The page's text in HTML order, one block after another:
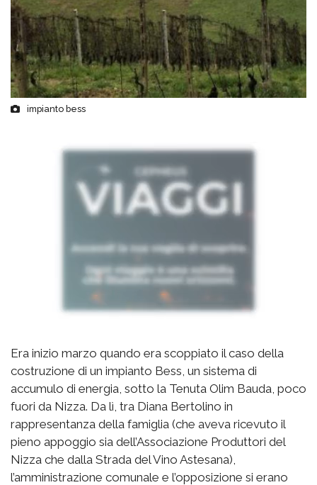
impianto bess
Era inizio marzo quando era scoppiato il caso della
costruzione di un impianto Bess, un sistema di
accumulo di energia, sotto la Tenuta Olim Bauda, poco
fuori da Nizza. Da lì, tra Diana Bertolino in
rappresentanza della famiglia (che aveva ricevuto il
pieno appoggio sia dell’Associazione Produttori del
Nizza che dalla Strada del Vino Astesana),
l’amministrazione comunale e l’opposizione si erano